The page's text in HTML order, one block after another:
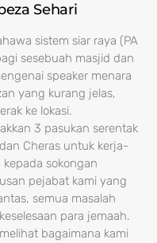
Sehari
sistem siar raya (PA
sesebuah masjid dan
speaker menara
yang kurang jelas,
ke lokasi.
3 pasukan serentak
Cheras untuk kerja-
sokongan
pejabat kami yang
semua masalah
para jemaah.
bagaimana kami